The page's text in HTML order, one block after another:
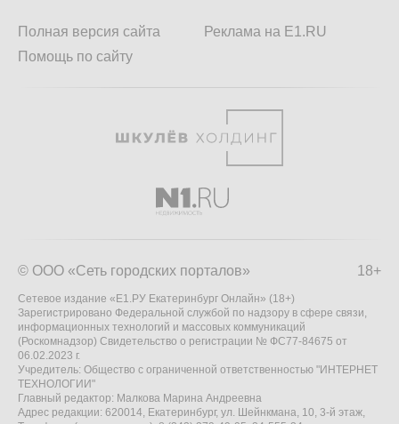
Полная версия сайта
Помощь по сайту
Реклама на E1.RU
18+
© ООО «Сеть городских порталов»
Сетевое издание «Е1.РУ Екатеринбург Онлайн» (18+)
Зарегистрировано Федеральной службой по надзору в сфере связи,
информационных технологий и массовых коммуникаций
(Роскомнадзор) Свидетельство о регистрации № ФС77-84675 от
06.02.2023 г.
Учредитель: Общество с ограниченной ответственностью "ИНТЕРНЕТ
ТЕХНОЛОГИИ"
Главный редактор: Малкова Марина Андреевна
Адрес редакции: 620014, Екатеринбург, ул. Шейнкмана, 10, 3-й этаж,